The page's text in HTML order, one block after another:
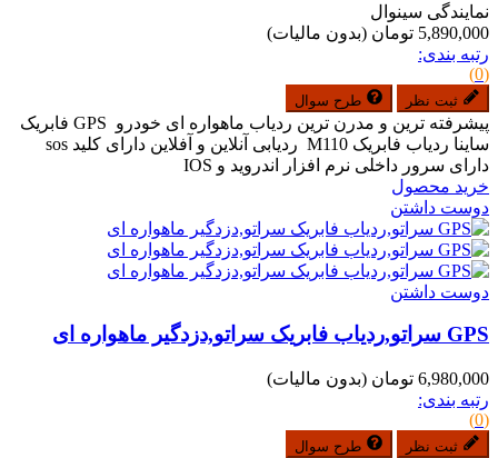
نمایندگی سینوال
5,890,000 تومان
(بدون مالیات)
رتبه بندی:
(0)
ثبت نظر طرح سوال
پیشرفته ترین و مدرن ترین ردیاب ماهواره ای خودرو GPS فابریک
ساینا ردیاب فابریک M110 ردیابی آنلاین و آفلاین دارای کلید sos
دارای سرور داخلی نرم افزار اندروید و IOS
خرید محصول
دوست داشتن
دوست داشتن
GPS سراتو,ردیاب فابریک سراتو,دزدگیر ماهواره ای
6,980,000 تومان
(بدون مالیات)
رتبه بندی:
(0)
ثبت نظر طرح سوال